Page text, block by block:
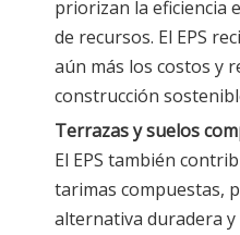
priorizan la eficiencia
de recursos. El EPS
aún más los costos y
construcción
Terrazas y suelos
El EPS también
tarimas compuestas,
alternativa duradera